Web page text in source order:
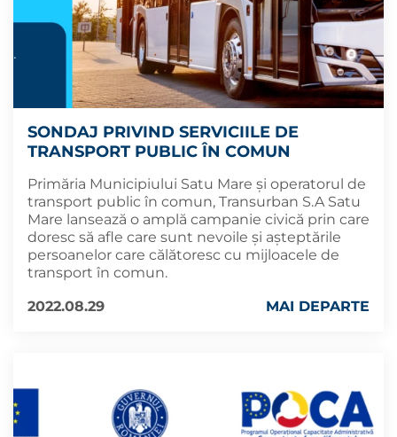
SONDAJ PRIVIND SERVICIILE DE
TRANSPORT PUBLIC ÎN COMUN
Primăria Municipiului Satu Mare și operatorul de
transport public în comun, Transurban S.A Satu
Mare lansează o amplă campanie civică prin care
doresc să afle care sunt nevoile și așteptările
persoanelor care călătoresc cu mijloacele de
transport în comun.
2022.08.29
MAI DEPARTE